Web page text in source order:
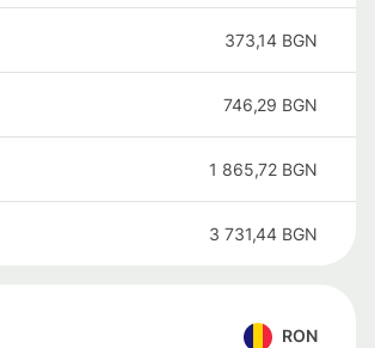
373,14 BGN
746,29 BGN
1 865,72 BGN
3 731,44 BGN
RON